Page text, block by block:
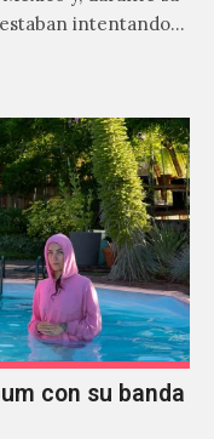
intentando…
con su banda